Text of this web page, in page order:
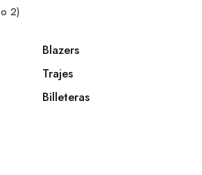
2)
Blazers
Trajes
Billeteras